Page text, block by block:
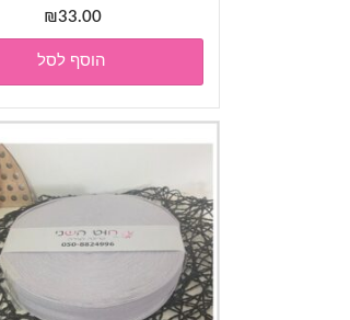
₪33.00
הוסף לסל